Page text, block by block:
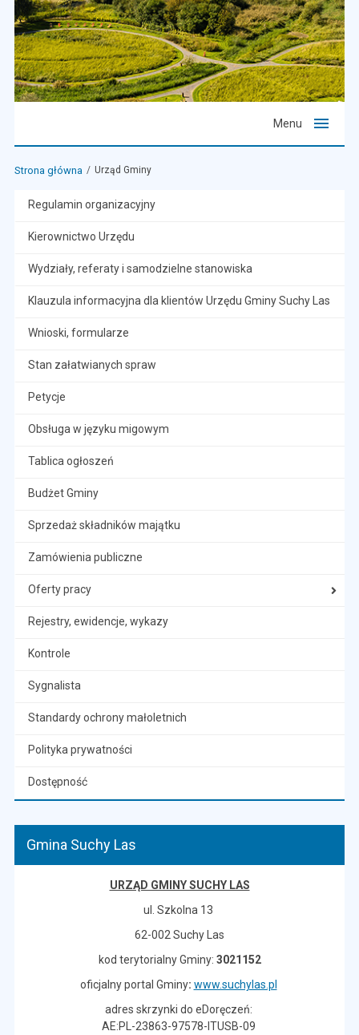
Menu
Strona główna Urząd Gminy
Regulamin organizacyjny
Kierownictwo Urzędu
Wydziały, referaty i samodzielne stanowiska
Klauzula informacyjna dla klientów Urzędu Gminy Suchy Las
Wnioski, formularze
Stan załatwianych spraw
Petycje
Obsługa w języku migowym
Tablica ogłoszeń
Budżet Gminy
Sprzedaż składników majątku
Zamówienia publiczne
Oferty pracy
Rejestry, ewidencje, wykazy
Kontrole
Sygnalista
Standardy ochrony małoletnich
Polityka prywatności
Dostępność
Gmina Suchy Las
URZĄD GMINY SUCHY LAS
ul. Szkolna 13
62-002 Suchy Las
kod terytorialny Gminy: 3021152
oficjalny portal Gminy: www.suchylas.pl
adres skrzynki do eDoręczeń:
AE:PL-23863-97578-ITUSB-09